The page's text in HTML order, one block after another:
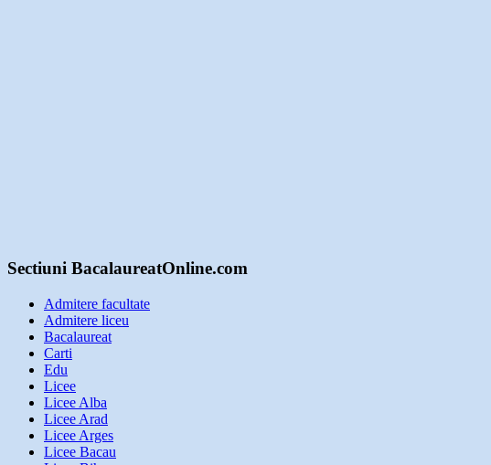
Sectiuni BacalaureatOnline.com
Admitere facultate
Admitere liceu
Bacalaureat
Carti
Edu
Licee
Licee Alba
Licee Arad
Licee Arges
Licee Bacau